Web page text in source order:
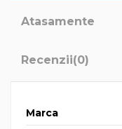
Atasamente
Recenzii(0)
Marca